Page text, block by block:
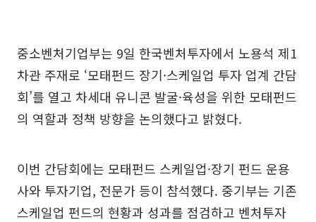
중소벤처기업부는 9일 한국벤처투자에서 노용석 제1
차관 주재로 ‘모태펀드 장기·스케일업 투자 업계 간담
회’를 열고 차세대 유니콘 발굴·육성을 위한 모태펀드
의 역할과 정책 방향을 논의했다고 밝혔다.
이번 간담회에는 모태펀드 스케일업·장기 펀드 운용
사와 투자기업, 전문가 등이 참석했다. 중기부는 기존
스케일업 펀드의 현황과 성과를 점검하고 벤처투자